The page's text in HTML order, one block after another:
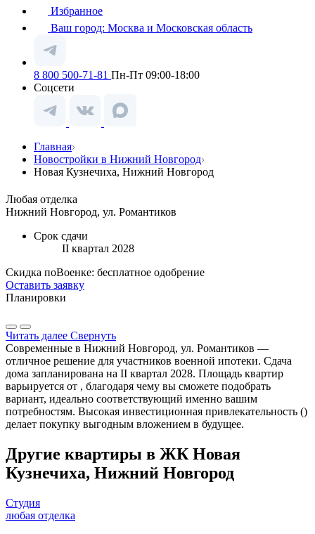
Избранное
Ваш город: Москва и Московская область
8 800 500-71-81 Пн-Пт 09:00-18:00
Соцсети
Главная
Новостройки в Нижний Новгород
Новая Кузнечиха, Нижний Новгород
Любая отделка
Нижний Новгород, ул. Романтиков
Срок сдачи
II квартал 2028
Скидка поВоенке: бесплатное одобрение
Оставить заявку
Планировки
Читать далее Свернуть
Современные в Нижний Новгород, ул. Романтиков —
отличное решение для участников военной ипотеки. Сдача
дома запланирована на II квартал 2028. Площадь квартир
варьируется от , благодаря чему вы сможете подобрать
вариант, идеально соответствующий именно вашим
потребностям. Высокая инвестиционная привлекательность ()
делает покупку выгодным вложением в будущее.
Другие квартиры в ЖК Новая
Кузнечиха, Нижний Новгород
Студия
любая отделка